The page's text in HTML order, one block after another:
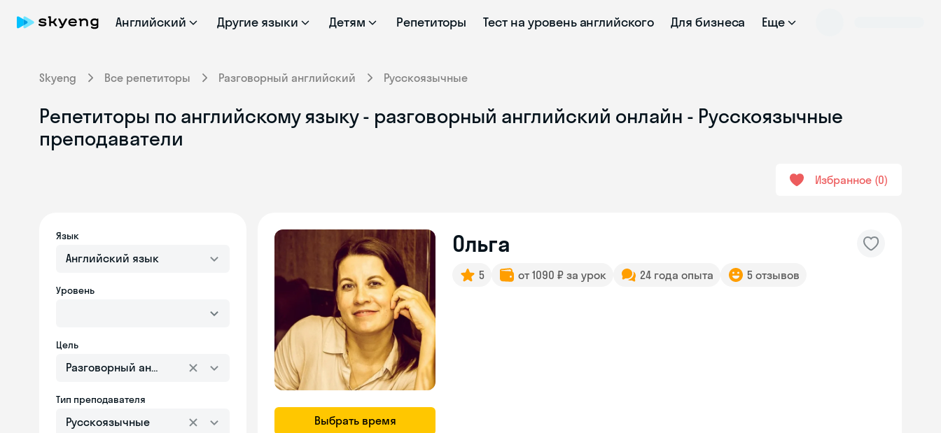
Английский Другие языки Детям Репетиторы Тест на уровень английского Для бизнеса Еще
Skyeng Все репетиторы Разговорный английский Русскоязычные
Репетиторы по английскому языку - разговорный английский онлайн - Русскоязычные
преподаватели
Избранное 0
Язык
Английский язык
Уровень
Цель
Разговорный английский
Тип преподавателя
Русскоязычные Выбрать время
Ольга
5 от 1090 ₽ за урок 24 года опыта 5 отзывов